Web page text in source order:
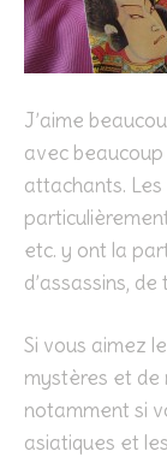
J’aime
avec beaucoup
attachants.
etc. y ont la
d’assassins,
Si vous aimez
mystères et de
notamment si
asiatiques et